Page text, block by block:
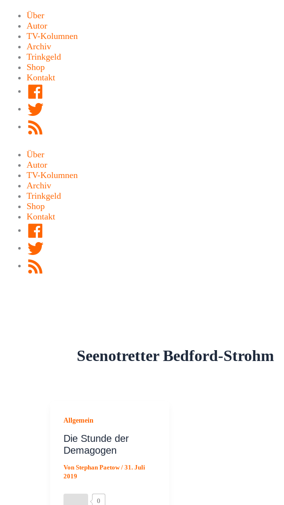
Inhalt
springen
Über
Autor
TV-Kolumnen
Archiv
Trinkgeld
Shop
Kontakt
Über
Autor
TV-Kolumnen
Archiv
Trinkgeld
Shop
Kontakt
Seenotretter Bedford-Strohm
Allgemein
Die Stunde der
Demagogen
Von Stephan Paetow/ 31. Juli
2019
0